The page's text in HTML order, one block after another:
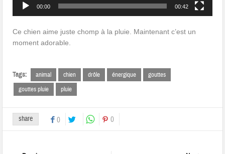
00:00 00:42
Ce chien aime juste chomp à la pluie. Maintenant c’est un
moment adorable.
Tags: animal chien drôle énergique
gouttes
gouttes pluie
pluie
share 0 0